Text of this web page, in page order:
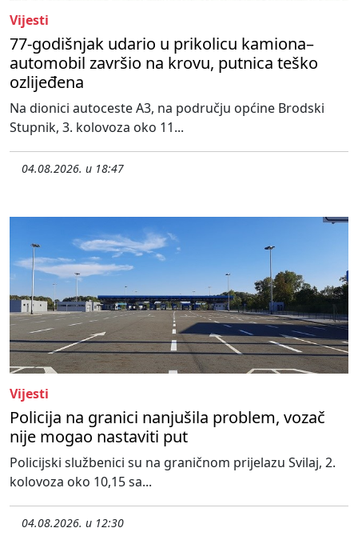
Vijesti
77-godišnjak udario u prikolicu kamiona–
automobil završio na krovu, putnica teško
ozlijeđena
Na dionici autoceste A3, na području općine Brodski
Stupnik, 3. kolovoza oko 11...
04.08.2026. u 18:47
Vijesti
Policija na granici nanjušila problem, vozač
nije mogao nastaviti put
Policijski službenici su na graničnom prijelazu Svilaj, 2.
kolovoza oko 10,15 sa...
04.08.2026. u 12:30